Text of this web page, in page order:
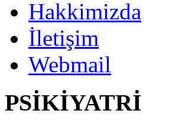
Hakkimizda
İletişim
Webmail
PSİKİYATRİ